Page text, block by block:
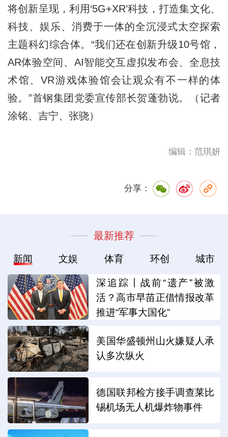
将创新呈现，利用‘5G+XR’科技，打造集文化、
科技、娱乐、消费于一体的全沉浸式太空探索
主题科幻综合体。“我们还在创新升级10号馆，
AR体验空间、AI智能交互虚拟发布会、全息技
术馆、VR游戏体验馆会让观众有不一样的体
验。”首钢集团党委宣传部长贺蓬勃说。（记者
涂铭、吉宁、张骁）
编辑：范琪妍
分享：
最新推荐
新闻 文娱 体育 环创 城市
深追踪丨战前“遗产”被激
活？高市早苗正借情报改革
推进“军事大国化”
美国华盛顿州山火嫌疑人承
认多次纵火
德国联邦检方接手调查莱比
锡机场无人机爆炸物事件